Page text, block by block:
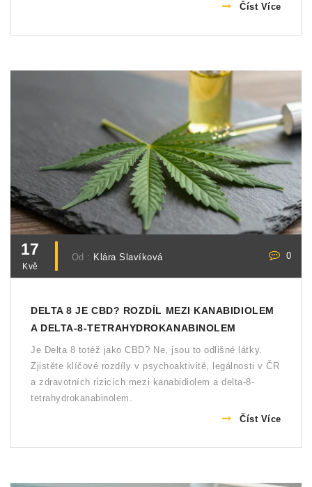
Číst Více
17
Kvě
Od : Klára Slavíková 0
DELTA 8 JE CBD? ROZDÍL MEZI KANABIDIOLEM
A DELTA-8-TETRAHYDROKANABINOLEM
Je Delta 8 totéž jako CBD? Ne, jsou to odlišné látky.
Zjistěte klíčové rozdíly v psychoaktivitě, legálnosti v ČR
a zdravotních rizicích mezi kanabidiolem a delta-8-
tetrahydrokanabinolem.
Číst Více